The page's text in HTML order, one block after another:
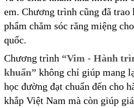
em. Chương trình cũng đã trao
phẩm chăm sóc răng miệng
quốc.
Chương trình “Vim - Hành
khuẩn” không chỉ giúp mang
học đường đạt chuẩn đến cho
khắp Việt Nam mà còn giúp